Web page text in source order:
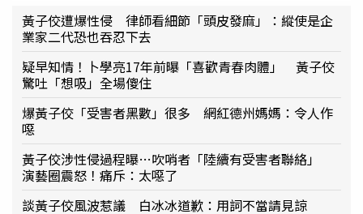
黃子佼遭爆性侵 律師看細節「頭皮發麻」：縱使是企
業家二代恐也吞忍下去
疑早知情！卜學亮17年前曝「喜歡青春肉體」 黃子佼
驚吐「想吸」全場傻住
爆黃子佼「受害者黑數」很多 網紅德州媽媽：令人作
噁
黃子佼涉性侵過程曝…吹哨者「陸續有受害者聯絡」
演藝圈震怒！痛斥：太噁了
談黃子佼風波惹議 白冰冰道歉：用詞不當請見諒